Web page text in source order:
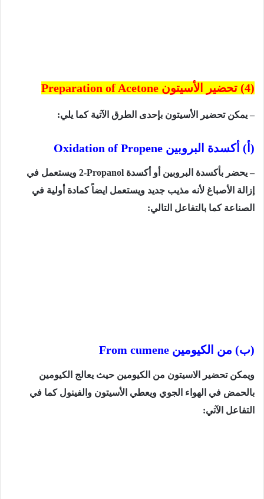
(4) تحضير الأسيتون Preparation of Acetone
– يمكن تحضير الأسيتون بإحدى الطرق الآتية كما يلي:
(أ) أكسدة البروبين Oxidation of Propene
– يحضر بأكسدة البروبين أو أكسدة 2-Propanol ويستعمل في
إزالة الأصباغ لأنه مذيب جديد ويستعمل ايضاً كمادة أولية في
الصناعة كما بالتفاعل التالي:
(ب) من الكيومين From cumene
ويمكن تحضير الاسيتون من الكيومين حيث يعالج الكيومين
بالحمض في الهواء الجوي ويعطي الأسيتون والفينول كما في
التفاعل الآتي: